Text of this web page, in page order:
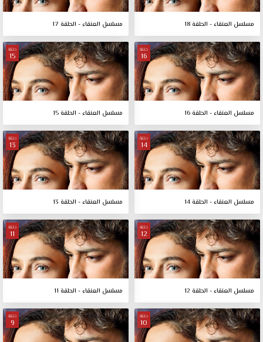
مسلسل العنقاء - الحلقة 18 مسلسل العنقاء - الحلقة 17
حلقة
16
مسلسل العنقاء - الحلقة 16
حلقة
15
مسلسل العنقاء - الحلقة 15
حلقة
14
مسلسل العنقاء - الحلقة 14
حلقة
13
مسلسل العنقاء - الحلقة 13
حلقة
12
مسلسل العنقاء - الحلقة 12
حلقة
11
مسلسل العنقاء - الحلقة 11
حلقة
10
حلقة
9